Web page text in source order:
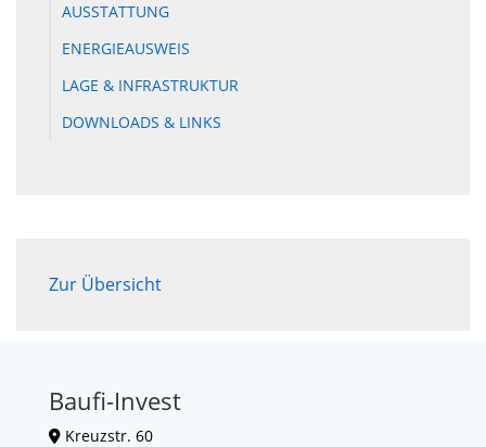
AUSSTATTUNG
ENERGIEAUSWEIS
LAGE & INFRASTRUKTUR
DOWNLOADS & LINKS
Zur Übersicht
Baufi-Invest
Kreuzstr. 60